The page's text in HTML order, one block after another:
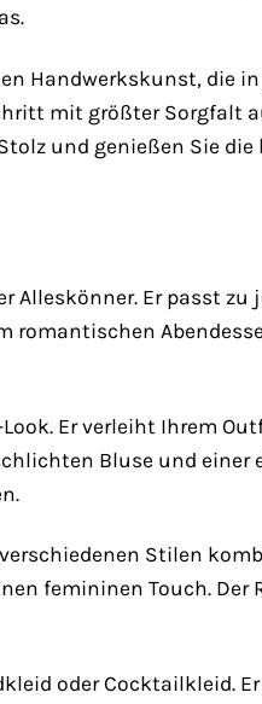
Handwerkskunst, die
mit größter Sorgfalt
und genießen Sie
Alleskönner. Er passt
romantischen
Er verleiht Ihrem
Bluse und einer
Stilen
femininen Touch.
oder Cocktailkleid.